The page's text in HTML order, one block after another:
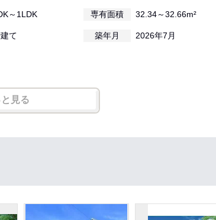
～1LDK 専有面積 32.34～32.66m²
て 築年月 2026年7月
見る